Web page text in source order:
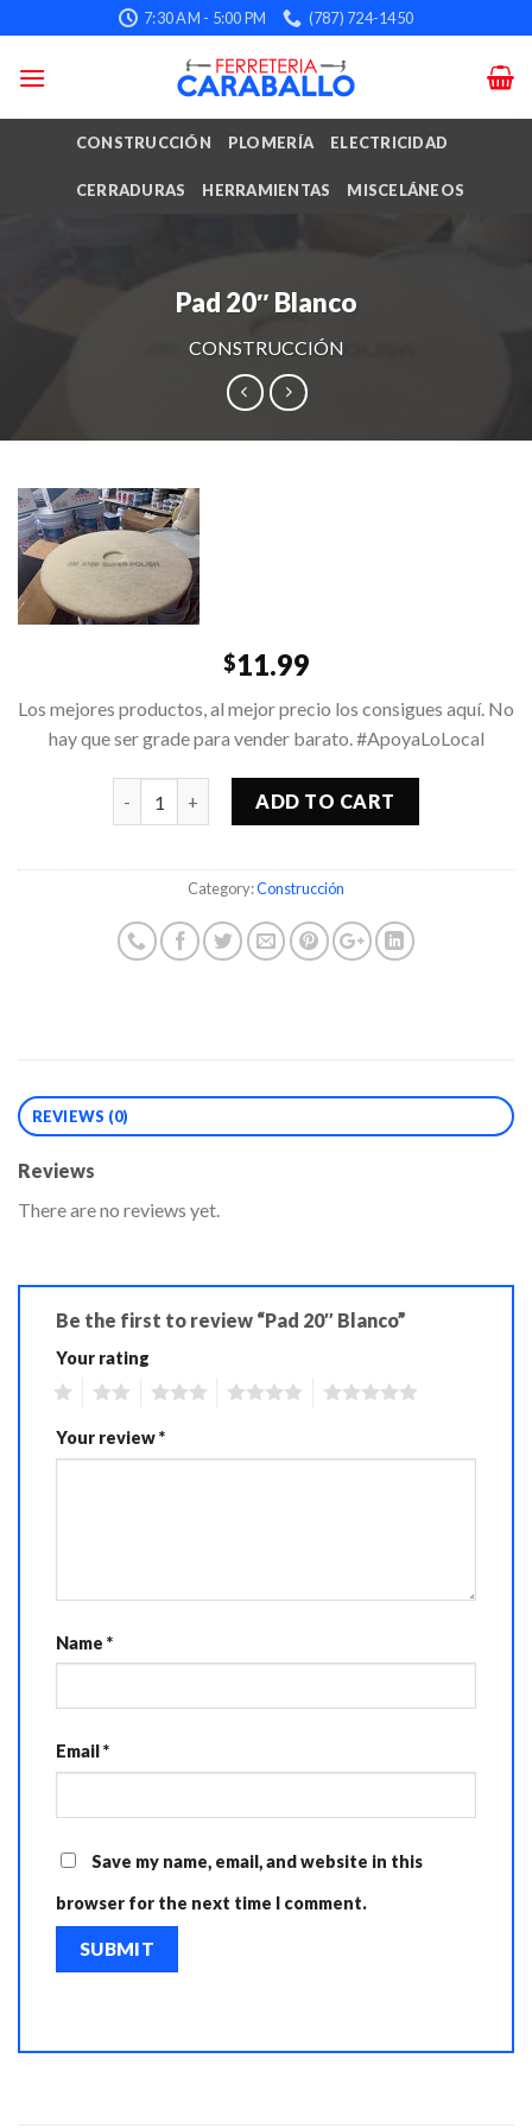
to
content
7:30 AM - 5:00 PM (787) 724-1450
CONSTRUCCIÓN PLOMERÍA ELECTRICIDAD
CERRADURAS HERRAMIENTAS MISCELÁNEOS
Pad 20″ Blanco
CONSTRUCCIÓN
$11.99
Los mejores productos, al mejor precio los consigues aquí. No
hay que ser grade para vender barato. #ApoyaLoLocal
ADD TO CART
Category:Construcción
REVIEWS (0)
Reviews
There are no reviews yet.
Be the first to review “Pad 20″ Blanco”
Your rating
Your review*
Name *
Email*
Save my name, email, and website in this
browser for the next time I comment.